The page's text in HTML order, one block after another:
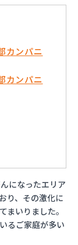
カンパニ
カンパニ
所
になったエリア
り、その激化に
まいりました。
るご家庭が多い